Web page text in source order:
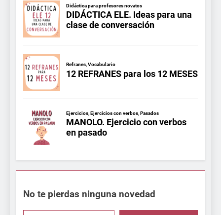
No te pierdas ninguna novedad
Escribe aquí tu email